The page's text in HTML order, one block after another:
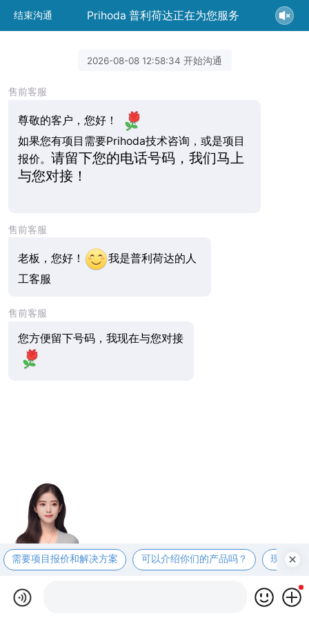
结束沟通 Prihoda 普利荷达正在为您服务
2026-08-08 12:58:34 开始沟通
售前客服
尊敬的客户，您好！
如果您有项目需要Prihoda技术咨询，或是项目
报价。 请留下您的电话号码，我们马上
与您对接！
售前客服
老板，您好！
我是普利荷达的人
工客服
售前客服
您方便留下号码，我现在与您对接
需要项目报价和解决方案 可以介绍你们的产品吗？ 现在有